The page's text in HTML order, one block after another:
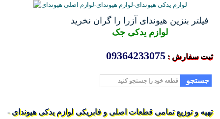
فیلتر بنزین هیوندای آزرا را گران نخرید
لوازم یدکی جک
ثبت سفارش : 09364233075
جستجو
تهیه و توزیع تمامی قطعات اصلی و فابریکی لوازم یدکی هیوندای -